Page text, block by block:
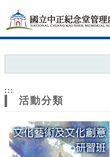
網
站
主
題
:::
活動分類